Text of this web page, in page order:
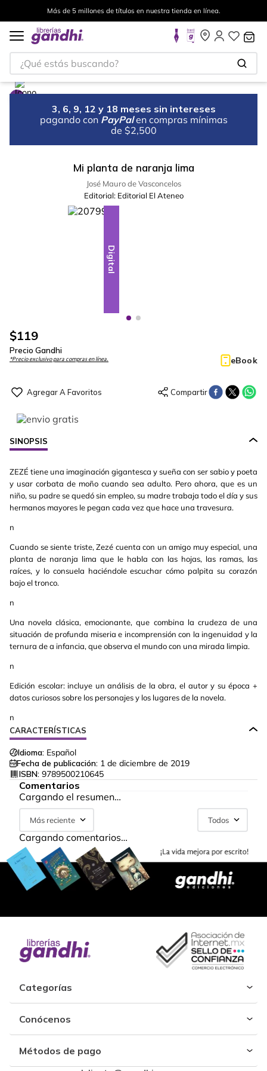
Más de 5 millones de títulos en nuestra tienda en línea.
¿Qué estás buscando?
3, 6, 9, 12 y 18 meses sin intereses
pagando con PayPal en compras mínimas
de $2,500
Mi planta de naranja lima
José Mauro de Vasconcelos
Editorial: Editorial El Ateneo
Digital
$119
Precio Gandhi
*Precio exclusivo para compras en línea. eBook
SINOPSIS
ZEZÉ tiene una imaginación gigantesca y sueña con ser sabio y poeta
y usar corbata de moño cuando sea adulto. Pero ahora, que es un
niño, su padre se quedó sin empleo, su madre trabaja todo el día y sus
hermanos mayores le pegan cada vez que hace una travesura.
n
Cuando se siente triste, Zezé cuenta con un amigo muy especial, una
planta de naranja lima que le habla con las hojas, las ramas, las
raíces, y lo consuela haciéndole escuchar cómo palpita su corazón
bajo el tronco.
n
Una novela clásica, emocionante, que combina la crudeza de una
situación de profunda miseria e incomprensión con la ingenuidad y la
ternura de a infancia, que observa el mundo con una mirada limpia.
n
Edición escolar: incluye un análisis de la obra, el autor y su época +
datos curiosos sobre los personajes y los lugares de la novela.
n
CARACTERÍSTICAS
Idioma: Español
Fecha de publicación: 1 de diciembre de 2019
ISBN: 9789500210645
Comentarios
Cargando el resumen…
Más reciente Todos
Cargando comentarios…
Categorías
Conócenos
Métodos de pago